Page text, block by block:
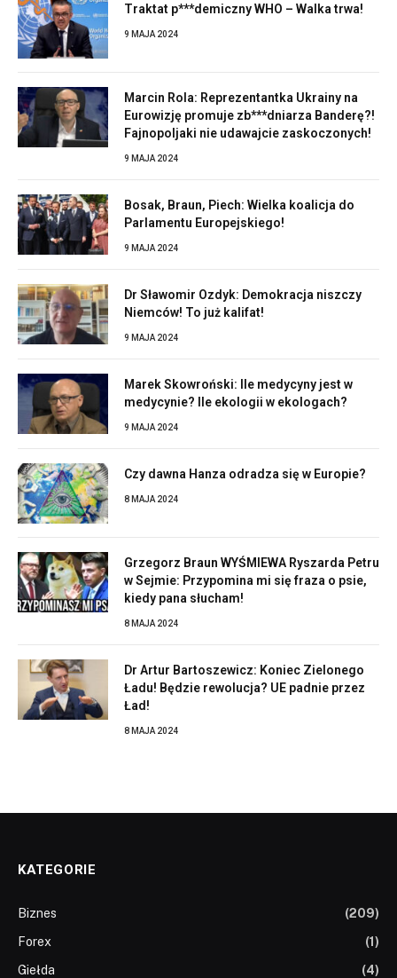
Traktat p***demiczny WHO – Walka trwa!
9 MAJA 2024
Marcin Rola: Reprezentantka Ukrainy na
Eurowizję promuje zb***dniarza Banderę?!
Fajnopoljaki nie udawajcie zaskoczonych!
9 MAJA 2024
Bosak, Braun, Piech: Wielka koalicja do
Parlamentu Europejskiego!
9 MAJA 2024
Dr Sławomir Ozdyk: Demokracja niszczy
Niemców! To już kalifat!
9 MAJA 2024
Marek Skowroński: Ile medycyny jest w
medycynie? Ile ekologii w ekologach?
9 MAJA 2024
Czy dawna Hanza odradza się w Europie?
8 MAJA 2024
Grzegorz Braun WYŚMIEWA Ryszarda Petru
w Sejmie: Przypomina mi się fraza o psie,
kiedy pana słucham!
8 MAJA 2024
Dr Artur Bartoszewicz: Koniec Zielonego
Ładu! Będzie rewolucja? UE padnie przez
Ład!
8 MAJA 2024
KATEGORIE
Biznes
(209)
Forex
(1)
Giełda
(4)